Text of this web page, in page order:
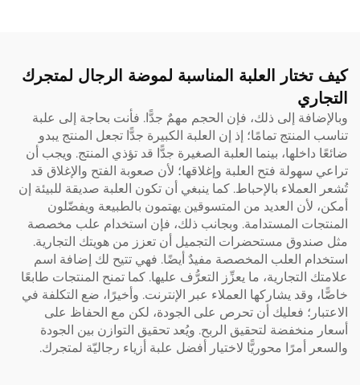
كيف تختار العلبة المناسبة لموضة الرجال لمتجرك
التجاري
وبالإضافة إلى ذلك، فإن الحجم مهمٌ جدًّا. فأنت بحاجة إلى علبة
تناسب المنتج تمامًا؛ إذ إن العلبة الكبيرة جدًّا تجعل المنتج يبدو
ضائعًا داخلها، بينما العلبة الصغيرة جدًّا قد تؤذي المنتج. ويجب أن
تراعي سهولة فتح العلبة وإغلاقها؛ لأن صعوبة الفتح والإغلاق قد
تُشعر العملاء بالإحباط. كما ينبغي أن تكون العلبة صديقة للبيئة إن
أمكن، لأن العديد من المتسوقين يهتمون بالطبيعة ويفضّلون
المنتجات المستدامة. وبجانب ذلك، فإن استخدام علب مخصصة
مثل صندوق مستحضرات التجميل أن تعزز من هويتك التجارية.
استخدام العلب المخصصة مفيدٌ أيضًا. فهي تتيح لك إضافة اسم
علامتك التجارية، ما يعزِّز التعرُّف عليها. كما تمنح المنتجات طابعًا
خاصًّا، وقد يشاركها العملاء عبر الإنترنت. وأخيرًا، ضع التكلفة في
الاعتبار؛ فعليك أن تحرص على الجودة، لكن مع الحفاظ على
أسعار منخفضة لتحقيق الربح. ويُعد تحقيق التوازن بين الجودة
والسعر أمرًا محوريًّا لاختيار أفضل علبة أزياء رجاليّة لمتجرك.